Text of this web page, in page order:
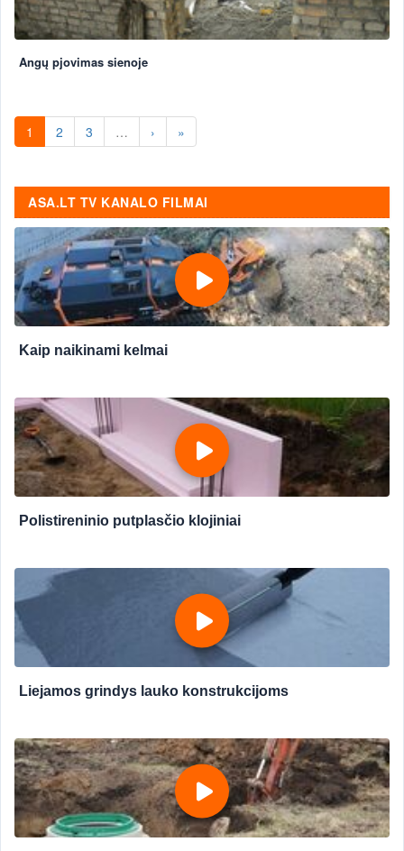
Angų pjovimas sienoje
1 2 3 … › »
ASA.LT TV KANALO FILMAI
Kaip naikinami kelmai
Polistireninio putplasčio klojiniai
Liejamos grindys lauko konstrukcijoms